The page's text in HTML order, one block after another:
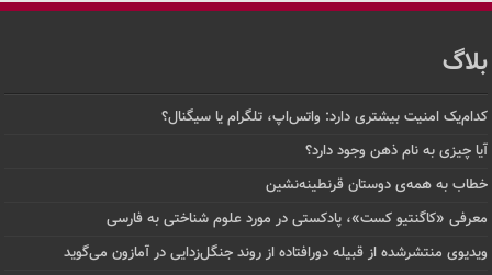
بلاگ
کدام‌یک امنیت بیشتری دارد: واتس‌اپ، تلگرام یا سیگنال؟
آیا چیزی به نام ذهن وجود دارد؟
خطاب به همه‌ی دوستان قرنطینه‌نشین
معرفی «کاگنتیو کست»، پادکستی در مورد علوم شناختی به فارسی
ویدیوی منتشرشده از قبیله دورافتاده‌ از روند جنگل‌زدایی در آمازون می‌گوید